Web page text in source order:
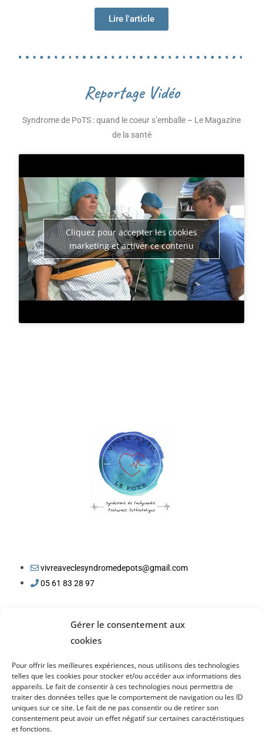
Gérer le consentement aux
cookies
Pour offrir les meilleures expériences, nous utilisons des technologies
telles que les cookies pour stocker et/ou accéder aux informations des
appareils. Le fait de consentir à ces technologies nous permettra de
traiter des données telles que le comportement de navigation ou les ID
uniques sur ce site. Le fait de ne pas consentir ou de retirer son
consentement peut avoir un effet négatif sur certaines caractéristiques
et fonctions.
Lire l'article
Reportage Vidéo
Syndrome de PoTS : quand le coeur s’emballe – Le Magazine
de la santé
Cliquez pour accepter les cookies
marketing et activer ce contenu
vivreaveclesyndromedepots@gmail.com
05 61 83 28 97